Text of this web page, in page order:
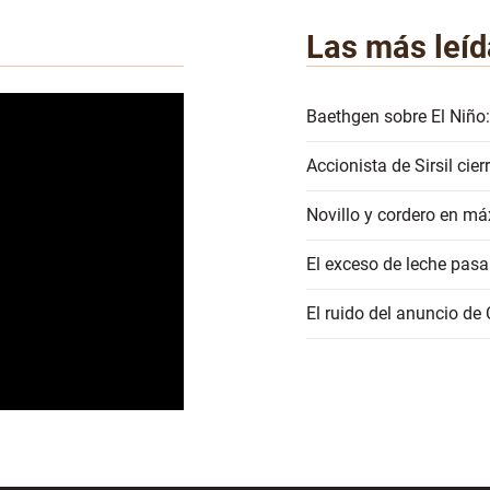
Las más
Baethgen sobre El
Accionista de Sirsil
Novillo y cordero en
El exceso de leche
El ruido del anuncio de